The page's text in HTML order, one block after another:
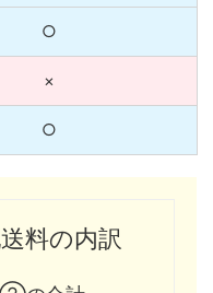
○
×
○
料の内訳